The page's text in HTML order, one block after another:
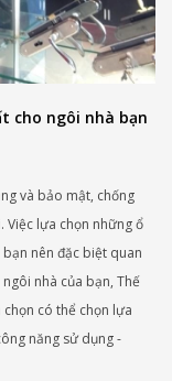
cho ngôi nhà bạn
và bảo mật, chống
Việc lựa chọn những ổ
nên đặc biệt quan
nhà của bạn, Thế
có thể chọn lựa
năng sử dụng -